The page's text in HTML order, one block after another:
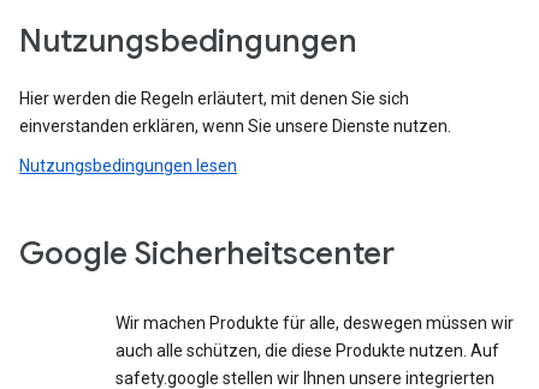
Nutzungsbedingungen
Hier werden die Regeln erläutert, mit denen Sie sich
einverstanden erklären, wenn Sie unsere Dienste nutzen.
Nutzungsbedingungen lesen
Google Sicherheitscenter
Wir machen Produkte für alle, deswegen müssen wir
auch alle schützen, die diese Produkte nutzen. Auf
safety.google stellen wir Ihnen unsere integrierten